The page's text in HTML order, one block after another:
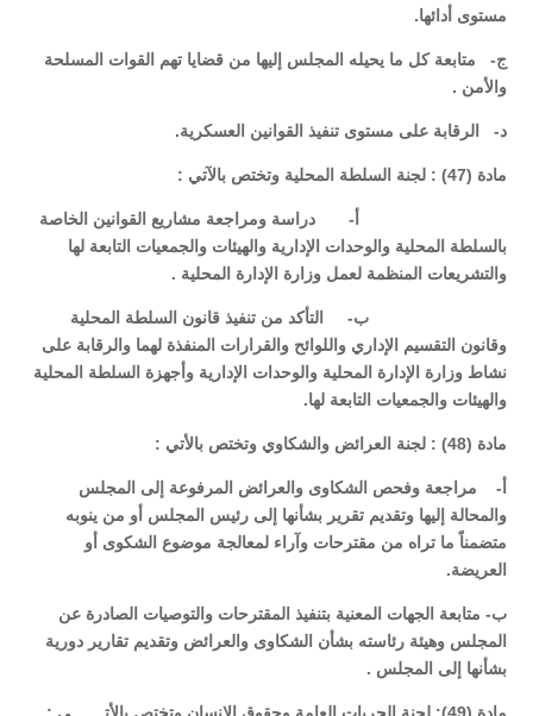
مستوى أدائها.
‌ج- متابعة كل ما يحيله المجلس إليها من قضايا تهم القوات المسلحة
والأمن .
‌د- الرقابة على مستوى تنفيذ القوانين العسكرية.
مادة (47) : لجنة السلطة المحلية وتختص بالآتي :
‌أ- دراسة ومراجعة مشاريع القوانين الخاصة
بالسلطة المحلية والوحدات الإدارية والهيئات والجمعيات التابعة لها
والتشريعات المنظمة لعمل وزارة الإدارة المحلية .
‌ب- التأكد من تنفيذ قانون السلطة المحلية
وقانون التقسيم الإداري واللوائح والقرارات المنفذة لهما والرقابة على
نشاط وزارة الإدارة المحلية والوحدات الإدارية وأجهزة السلطة المحلية
والهيئات والجمعيات التابعة لها.
مادة (48) : لجنة العرائض والشكاوي وتختص بالأتي :
أ‌- مراجعة وفحص الشكاوى والعرائض المرفوعة إلى المجلس
والمحالة إليها وتقديم تقرير بشأنها إلى رئيس المجلس أو من ينوبه
متضمناً ما تراه من مقترحات وآراء لمعالجة موضوع الشكوى أو
العريضة.
ب‌- متابعة الجهات المعنية بتنفيذ المقترحات والتوصيات الصادرة عن
المجلس وهيئة رئاسته بشأن الشكاوى والعرائض وتقديم تقارير دورية
بشأنها إلى المجلس .